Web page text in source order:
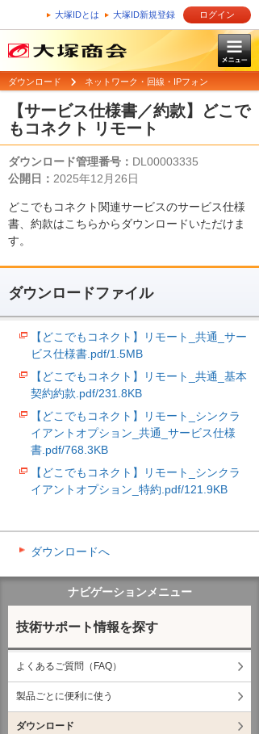
大塚IDとは 大塚ID新規登録 ログイン
ダウンロード ネットワーク・回線・IPフォン
【サービス仕様書／約款】どこで
もコネクト リモート
ダウンロード管理番号： DL00003335
公開日： 2025年12月26日
どこでもコネクト関連サービスのサービス仕様
書、約款はこちらからダウンロードいただけま
す。
ダウンロードファイル
【どこでもコネクト】リモート_共通_サー
ビス仕様書.pdf/1.5MB
【どこでもコネクト】リモート_共通_基本
契約約款.pdf/231.8KB
【どこでもコネクト】リモート_シンクラ
イアントオプション_共通_サービス仕様
書.pdf/768.3KB
【どこでもコネクト】リモート_シンクラ
イアントオプション_特約.pdf/121.9KB
ダウンロードへ
ナビゲーションメニュー
技術サポート情報を探す
よくあるご質問（FAQ）
製品ごとに便利に使う
ダウンロード